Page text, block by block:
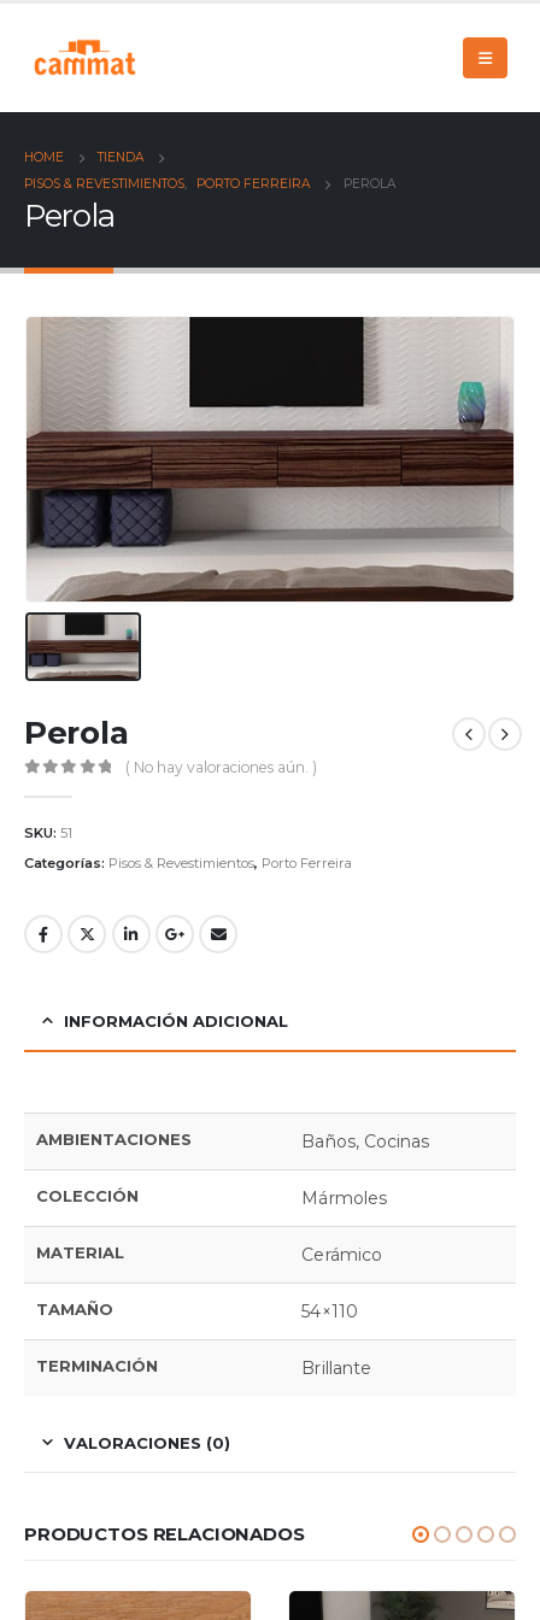
HOME
TIENDA
PISOS & REVESTIMIENTOS, PORTO FERREIRA PEROLA
Perola
Perola
( No hay valoraciones aún. )
SKU: 51
Categorías: Pisos & Revestimientos, Porto Ferreira
INFORMACIÓN ADICIONAL
AMBIENTACIONES Baños, Cocinas
COLECCIÓN Mármoles
MATERIAL Cerámico
TAMAÑO 54×110
TERMINACIÓN Brillante
VALORACIONES (0)
PRODUCTOS RELACIONADOS